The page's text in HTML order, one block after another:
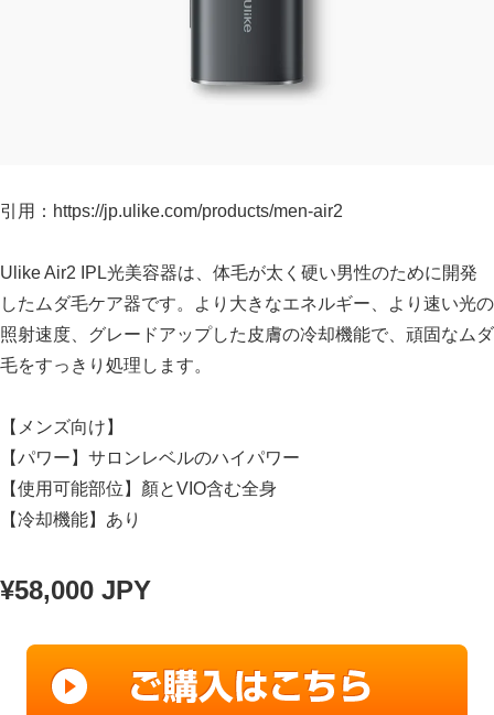
引用：https://jp.ulike.com/products/men-air2
Ulike Air2 IPL光美容器は、体毛が太く硬い男性のために開発
したムダ毛ケア器です。より大きなエネルギー、より速い光の
照射速度、グレードアップした皮膚の冷却機能で、頑固なムダ
毛をすっきり処理します。
【メンズ向け】
【パワー】サロンレベルのハイパワー
【使用可能部位】顏とVIO含む全身
【冷却機能】あり
¥58,000 JPY